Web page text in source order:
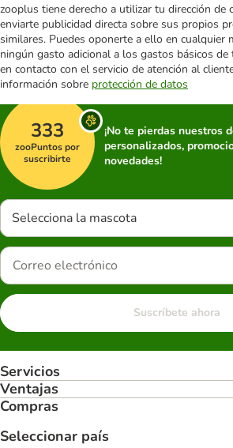
zooplus tiene derecho a utilizar tu dirección de
enviarte publicidad directa sobre sus propios
similares. Puedes oponerte a ello en cualquier
ningún gasto adicional a los gastos básicos
en contacto con el servicio de atención al
información sobre protección de datos
333
zooPuntos por
suscribirte
¡No te pierdas nuestros
personalizados,
novedades!
Selecciona la mascota
Suscríbete ahora
Servicios
Ventajas
Compras
Seleccionar país